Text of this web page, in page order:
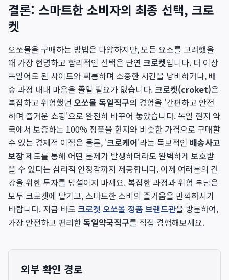
결론: 스마트한 소비자의 최종 선택, 크로
켓
오쏘몰을 구매하는 방법은 다양하지만, 모든 요소를 고려했을
때 가장 현명하고 합리적인 선택은 단연 크로켓입니다. 더 이상
독일어로 된 사이트와 씨름하며 소중한 시간을 낭비하거나, 배
송 과정 내내 마음을 졸일 필요가 없습니다.크로켓(croket)은
복잡하고 위험했던 오쏘몰 독일직구의 경험을 '간편하고 안전
하며 즐거운 쇼핑'으로 완전히 바꾸어 놓았습니다. 독일 현지 약
국에서 보증하는 100% 정품을 현지와 비슷한 가격으로 구매할
수 있는 경제적 이점은 물론, '크로케어'라는 독보적인 배송사고
보장제도를 통해 어떤 문제가 발생하더라도 완벽하게 보호받
을 수 있다는 심리적 안정감까지 제공합니다. 이제 여러분의 건
강을 위한 투자를 망설이지 마세요. 복잡한 과정과 위험 부담은
모두 크로켓에 맡기고, 스마트한 소비의 즐거움을 만끽하시기
바랍니다. 지금 바로 크로켓 오쏘몰 정품 브랜드관을 방문하여,
가장 안전하고 편리한독일약국직구를 직접 경험해보세요.
외부 확인 경로